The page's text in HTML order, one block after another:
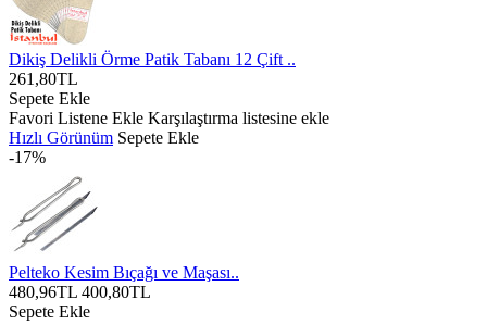
Dikiş Delikli Örme Patik Tabanı 12 Çift ..
261,80TL
Sepete Ekle
Favori Listene Ekle Karşılaştırma listesine ekle
Hızlı Görünüm Sepete Ekle
-17%
Pelteko Kesim Bıçağı ve Maşası..
480,96TL 400,80TL
Sepete Ekle